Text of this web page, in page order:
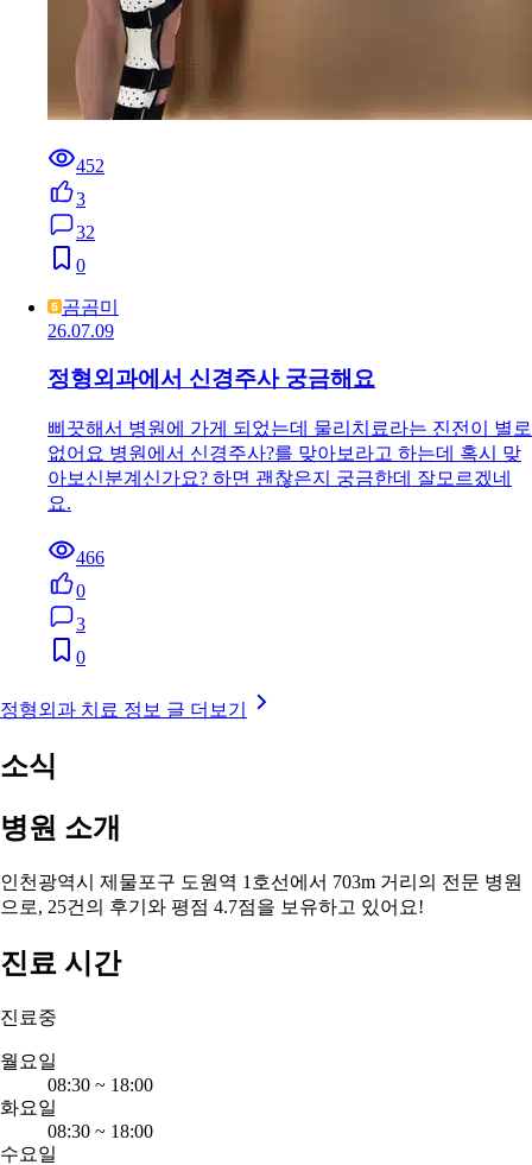
452
3
32
0
곰곰미
26.07.09
정형외과에서 신경주사 궁금해요
삐끗해서 병원에 가게 되었는데 물리치료라는 진전이 별로
없어요 병원에서 신경주사?를 맞아보라고 하는데 혹시 맞
아보신분계신가요? 하면 괜찮은지 궁금한데 잘모르겠네
요.
466
0
3
0
정형외과 치료 정보 글 더보기
소식
병원 소개
인천광역시 제물포구 도원역 1호선에서 703m 거리의 전문 병원
으로, 25건의 후기와 평점 4.7점을 보유하고 있어요!
진료 시간
진료중
월요일
08:30 ~ 18:00
화요일
08:30 ~ 18:00
수요일